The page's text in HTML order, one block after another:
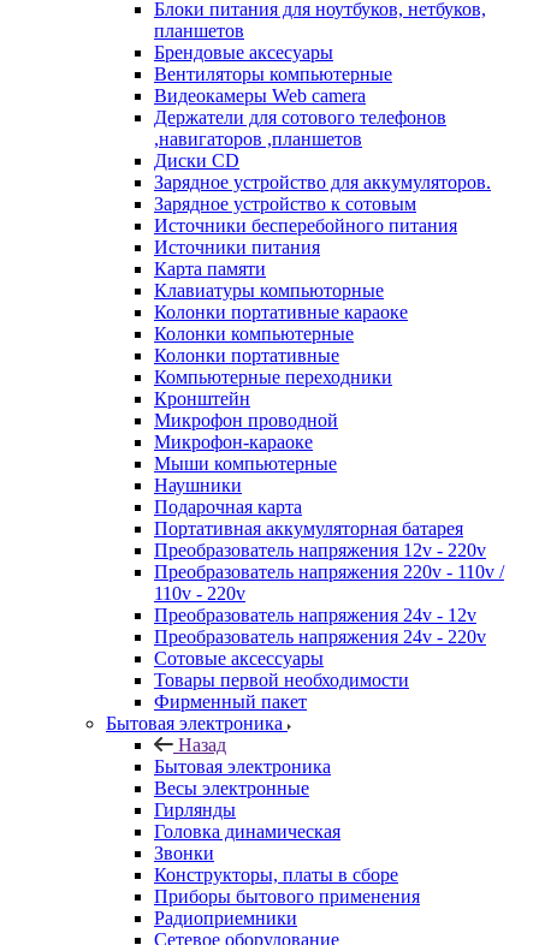
Блоки питания для ноутбуков, нетбуков,
планшетов
Брендовые аксесуары
Вентиляторы компьютерные
Видеокамеры Web camera
Держатели для сотового телефонов
,навигаторов ,планшетов
Диски CD
Зарядное устройство для аккумуляторов.
Зарядное устройство к сотовым
Источники бесперебойного питания
Источники питания
Карта памяти
Клавиатуры компьюторные
Колонки портативные караоке
Колонки компьютерные
Колонки портативные
Компьютерные переходники
Кронштейн
Микрофон проводной
Микрофон-караоке
Мыши компьютерные
Наушники
Подарочная карта
Портативная аккумуляторная батарея
Преобразователь напряжения 12v - 220v
Преобразователь напряжения 220v - 110v /
110v - 220v
Преобразователь напряжения 24v - 12v
Преобразователь напряжения 24v - 220v
Сотовые аксессуары
Товары первой необходимости
Фирменный пакет
Бытовая электроника
Назад
Бытовая электроника
Весы электронные
Гирлянды
Головка динамическая
Звонки
Конструкторы, платы в сборе
Приборы бытового применения
Радиоприемники
Сетевое оборудование